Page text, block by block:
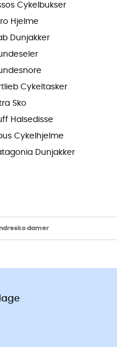
Cykelbukser
Hjelme
Dunjakker
Cykeltasker
Sko
Halsedisse
Cykelhjelme
Dunjakker
damer